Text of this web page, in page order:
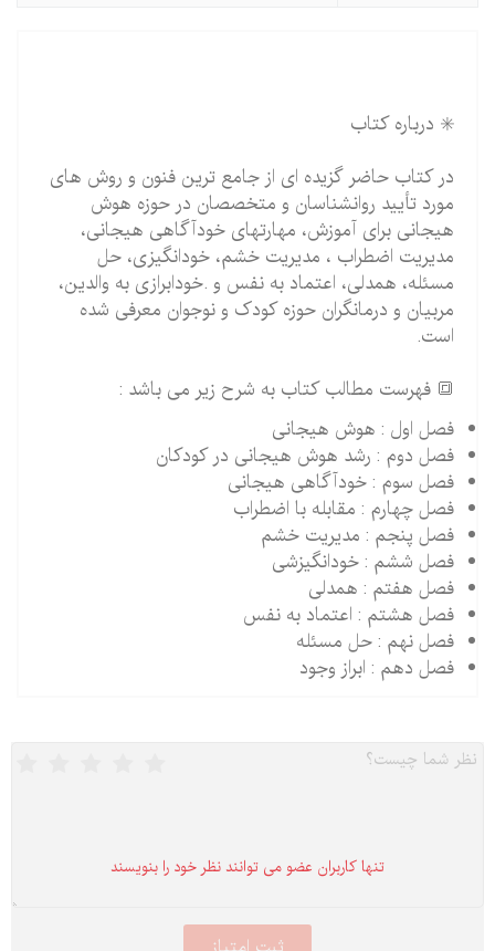
✳️ درباره کتاب
در کتاب حاضر گزیده ای از جامع ترین فنون و روش های
مورد تأیید روانشناسان و متخصصان در حوزه هوش
هیجانی برای آموزش، مهارتهای خودآگاهی هیجانی،
مدیریت اضطراب ، مدیریت خشم، خودانگیزی، حل
مسئله، همدلی، اعتماد به نفس و .خودابرازی به والدین،
مربیان و درمانگران حوزه کودک و نوجوان معرفی شده
است.
🔳 فهرست مطالب کتاب به شرح زیر می باشد :
فصل اول : هوش هیجانی
فصل دوم : رشد هوش هیجانی در کودکان
فصل سوم : خودآگاهی هیجانی
فصل چهارم : مقابله با اضطراب
فصل پنجم : مدیریت خشم
فصل ششم : خودانگیزشی
فصل هفتم : همدلی
فصل هشتم : اعتماد به نفس
فصل نهم : حل مسئله
فصل دهم : ابراز وجود
تنها كاربران عضو می توانند نظر خود را بنویسند